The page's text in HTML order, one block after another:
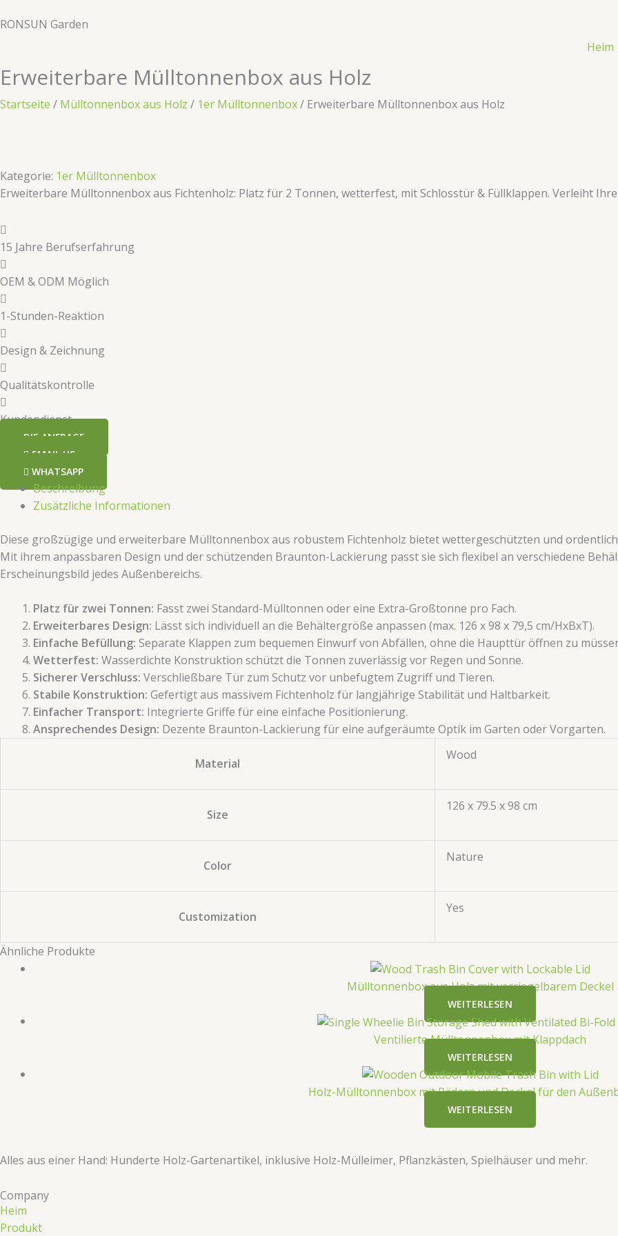
Inhalt
RONSUN Garden
Heim
Erweiterbare Mülltonnenbox aus Holz
Startseite / Mülltonnenbox aus Holz / 1er Mülltonnenbox/ Erweiterbare Mülltonnenbox aus Holz
Kategorie: 1er Mülltonnenbox
Erweiterbare Mülltonnenbox aus Fichtenholz: Platz für 2 Tonnen, wetterfest, mit Schlosstür & Füllklappen. Verleiht
​​15 Jahre Berufserfahrung​​
OEM & ODM Möglich
1-Stunden-Reaktion
​​Design & Zeichnung​​
​​Qualitätskontrolle​​
​​Kundendienst​​
​​DIE ANFRAGE​​
EMAIL US
WHATSAPP
Beschreibung
Zusätzliche Informationen
Diese großzügige und erweiterbare Mülltonnenbox aus robustem Fichtenholz bietet wettergeschützten und
Mit ihrem anpassbaren Design und der schützenden Braunton-Lackierung passt sie sich flexibel an verschiedene
Erscheinungsbild jedes Außenbereichs.
​Platz für zwei Tonnen:​ ​ Fasst zwei Standard-Mülltonnen oder eine Extra-Großtonne pro Fach.
​Erweiterbares Design:​ ​ Lässt sich individuell an die Behältergröße anpassen (max. 126 x 98 x 79,5 cm/HxBxT).
​Einfache Befüllung:​ Separate Klappen zum bequemen Einwurf von Abfällen, ohne die Haupttür öffnen zu
​Wetterfest:​ ​ Wasserdichte Konstruktion schützt die Tonnen zuverlässig vor Regen und Sonne.
​Sicherer Verschluss:​ ​ Verschließbare Tür zum Schutz vor unbefugtem Zugriff und Tieren.
​Stabile Konstruktion:​ ​ Gefertigt aus massivem Fichtenholz für langjährige Stabilität und Haltbarkeit.
​Einfacher Transport:​ ​ Integrierte Griffe für eine einfache Positionierung.
​Ansprechendes Design:​ ​ Dezente Braunton-Lackierung für eine aufgeräumte Optik im Garten oder Vorgarten.
Material
Wood
Size
126 x 79.5 x 98 cm
Color
Nature
Customization
Yes
Ähnliche Produkte
Mülltonnenbox aus Holz mit verriegelbarem Deckel
WEITERLESEN
​​Ventilierte Mülltonnenbox mit Klappdach​​
WEITERLESEN
Holz-Mülltonnenbox mit Rädern und Deckel für den
WEITERLESEN
​​Alles aus einer Hand: Hunderte Holz-Gartenartikel, inklusive Holz-Mülleimer, Pflanzkästen, Spielhäuser und mehr.​​
Company
Heim
Produkt